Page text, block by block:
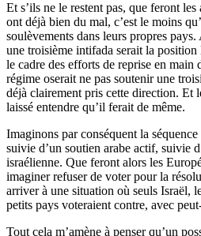
Et s’ils ne le restent pas, que feront les
ont déjà bien du mal, c’est le moins
soulèvements dans leurs propres
une troisième intifada serait la
le cadre des efforts de reprise en main
régime oserait ne pas soutenir une
déjà clairement pris cette direction. Et
laissé entendre qu’il ferait de même.
Imaginons par conséquent la
suivie d’un soutien arabe actif, suivie
israélienne. Que feront alors les
imaginer refuser de voter pour la
arriver à une situation où seuls Israël,
petits pays voteraient contre, avec
Tout cela m’amène à penser qu’un